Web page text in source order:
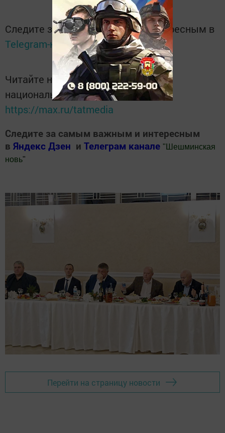
Следите за самым важным и интересным в
Telegram-каналеТатмедиа
Читайте новости Татарстана в
национальном мессенджере MАХ:
https://max.ru/tatmedia
Следите за самым важным и интересным
в Яндекс Дзен и Телеграм канале " Шешминская
новь"
Перейти на страницу новости